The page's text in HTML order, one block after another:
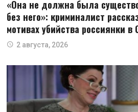
«Она не должна была
без него»: криминалист
мотивах убийства россиянки в
2 августа, 2026